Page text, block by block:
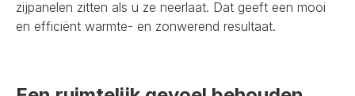
zijpanelen zitten als u ze neerlaat. Dat geeft een mooi
en efficiënt warmte- en zonwerend resultaat.